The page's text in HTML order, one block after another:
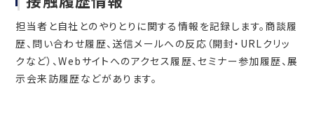
担当者と自社とのやりとりに関する情報を記録します。商談履
歴、問い合わせ履歴、送信メールへの反応（開封・URLクリッ
クなど）、Webサイトへのアクセス履歴、セミナー参加履歴、展
示会来訪履歴などがあります。